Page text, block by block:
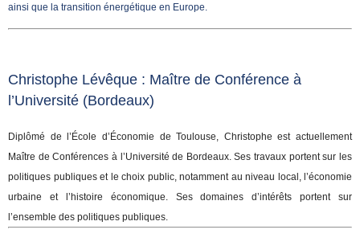
ainsi que la transition énergétique en Europe.
Christophe Lévêque : Maître de Conférence à
l’Université (Bordeaux)
Diplômé de l’École d’Économie de Toulouse, Christophe est actuellement
Maître de Conférences à l’Université de Bordeaux. Ses travaux portent sur les
politiques publiques et le choix public, notamment au niveau local, l’économie
urbaine et l’histoire économique. Ses domaines d’intérêts portent sur
l’ensemble des politiques publiques.